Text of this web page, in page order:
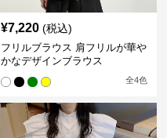
¥7,220 (税込)
フリルブラウス 肩フリルが華や
かなデザインブラウス
全4色